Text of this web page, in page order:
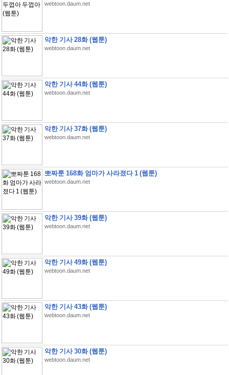
webtoon.daum.net
악한 기사 28화 (웹툰)
webtoon.daum.net
악한 기사 44화 (웹툰)
webtoon.daum.net
악한 기사 37화 (웹툰)
webtoon.daum.net
뽀짜툰 168화 엄마가 사라졌다 1 (웹툰)
webtoon.daum.net
악한 기사 39화 (웹툰)
webtoon.daum.net
악한 기사 49화 (웹툰)
webtoon.daum.net
악한 기사 43화 (웹툰)
webtoon.daum.net
악한 기사 30화 (웹툰)
webtoon.daum.net